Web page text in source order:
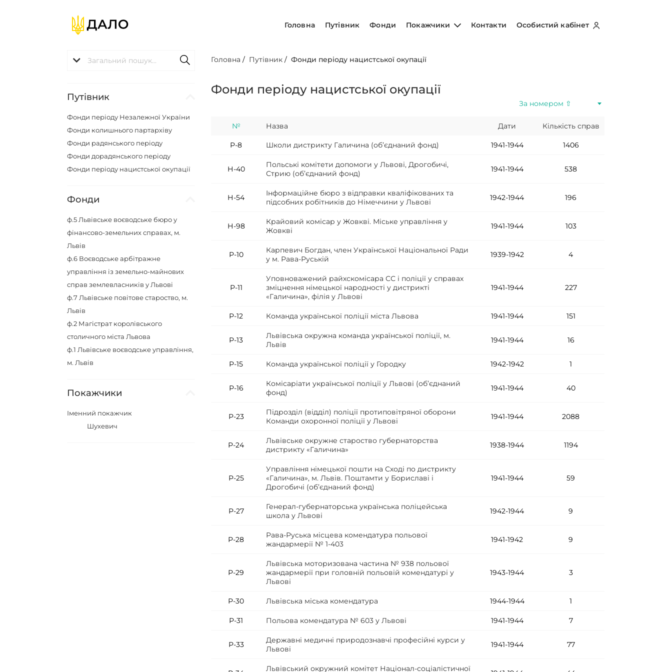
Головна Путівник Фонди Покажчики Контакти Особистий кабінет
Путівник
Фонди періоду Незалежної України
Фонди колишнього партархіву
Фонди радянського періоду
Фонди дорадянського періоду
Фонди періоду нацистської окупації
Фонди
ф.5 Львівське воєводське бюро у
фінансово-земельних справах, м.
Львів
ф.6 Воєводське арбітражне
управління із земельно-майнових
справ землевласників у Львові
ф.7 Львівське повітове староство, м.
Львів
ф.2 Магістрат королівського
столичного міста Львова
ф.1 Львівське воєводське управління,
м. Львів
Покажчики
Іменний покажчик
Шухевич
Головна / Путівник /Фонди періоду нацистської окупації
Фонди періоду нацистської окупації
За номером ⇧
№ Назва Дати Кількість справ
Р-8 Школи дистрикту Галичина (об’єднаний фонд) 1941-1944 1406
Н-40
Польські комітети допомоги у Львові, Дрогобичі,
Стрию (об’єднаний фонд)
1941-1944 538
Н-54
Інформаційне бюро з відправки кваліфікованих та
підсобних робітників до Німеччини у Львові
1942-1944 196
Н-98
Крайовий комісар у Жовкві. Міське управління у
Жовкві
1941-1944 103
Р-10
Карпевич Богдан, член Української Національної Ради
у м. Рава-Руській
1939-1942 4
Р-11
Уповноважений райхскомісара СС і поліції у справах
зміцнення німецької народності у дистрикті
«Галичина», філія у Львові
1941-1944 227
Р-12 Команда української поліції міста Львова 1941-1944 151
Р-13
Львівська окружна команда української поліції, м.
Львів
1941-1944 16
Р-15 Команда української поліції у Городку 1942-1942 1
Р-16
Комісаріати української поліції у Львові (об’єднаний
фонд)
1941-1944 40
Р-23
Підрозділ (відділ) поліції протиповітряної оборони
Команди охоронної поліції у Львові
1941-1944 2088
Р-24
Львівське окружне староство губернаторства
дистрикту «Галичина»
1938-1944 1194
Р-25
Управління німецької пошти на Сході по дистрикту
«Галичина», м. Львів. Поштамти у Бориславі і
Дрогобичі (об’єднаний фонд)
1941-1944 59
Р-27
Генерал-губернаторська українська поліцейська
школа у Львові
1942-1944 9
Р-28
Рава-Руська місцева комендатура польової
жандармерії № 1-403
1941-1942 9
Р-29
Львівська моторизована частина № 938 польової
жандармерії при головній польовій комендатурі у
Львові
1943-1944 3
Р-30 Львівська міська комендатура 1944-1944 1
Р-31 Польова комендатура № 603 у Львові 1941-1944 7
Р-33
Державні медичні природознавчі професійні курси у
Львові
1941-1944 77
Львівський окружний комітет Націонал-соціалістичної